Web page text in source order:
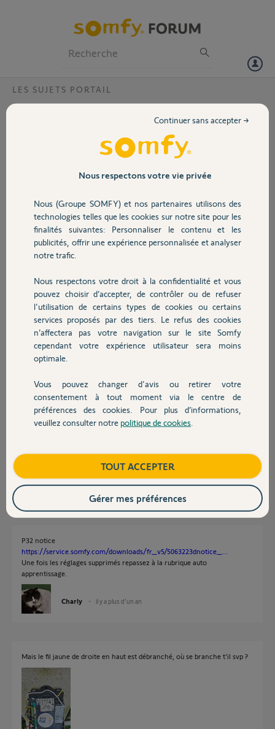
Volet
Sécurité
Domotique
Chauffage
Autres produits
Devis avec un pro
Contact
LES SUJETS PORTAIL
Suite à une panne de courant mon portail ne fonctionne plus. Les
voyants de l'alimentation et le voyant reset restent allumés.
Pouvez-vous m'aider ??
Céline C.
il y a plus d'un an
Participer au fil de discussion
Réponses
Tentez une RàZ puis un auto apprentissage. voir notice
Posez une photo du boitier avec vue nette sur les voyants.
Charly il y a plus d'un an
La notice ne dit pas comment faire un RAZ
Céline C. il y a plus d'un an
P32 notice
https://service.somfy.com/downloads/fr_v5/5063223dnotice_...
Une fois les réglages supprimés repassez à la rubrique auto
apprentissage.
Charly il y a plus d'un an
Mais le fil jaune de droite en haut est débranché, où se branche t'il svp ?
Nous respectons votre vie privée
Nous (Groupe SOMFY) et nos partenaires utilisons des
technologies telles que les cookies sur notre site pour les
finalités suivantes: Personnaliser le contenu et les
publicités, offrir une expérience personnalisée et analyser
notre trafic.
Nous respectons votre droit à la confidentialité et vous
pouvez choisir d’accepter, de contrôler ou de refuser
l'utilisation de certains types de cookies ou certains
services proposés par des tiers. Le refus des cookies
n’affectera pas votre navigation sur le site Somfy
cependant votre expérience utilisateur sera moins
optimale.
Vous pouvez changer d'avis ou retirer votre
consentement à tout moment via le centre de
préférences des cookies. Pour plus d’informations,
veuillez consulter notre politique de cookies
Continuer sans accepter →
TOUT ACCEPTER
Gérer mes préférences